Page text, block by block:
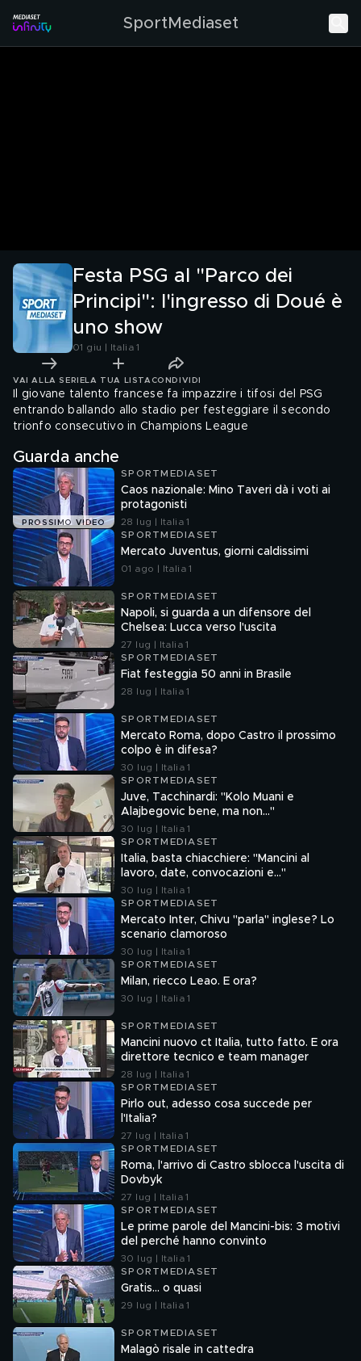
SportMediaset
Festa PSG al "Parco dei
Principi": l'ingresso di Doué è
uno show
01 giu | Italia 1
VAI ALLA SERIE LA TUA LISTA CONDIVIDI
Il giovane talento francese fa impazzire i tifosi del PSG
entrando ballando allo stadio per festeggiare il secondo
trionfo consecutivo in Champions League
Guarda anche
PROSSIMO VIDEO
SPORTMEDIASET
Caos nazionale: Mino Taveri dà i voti ai
protagonisti
28 lug | Italia 1
SPORTMEDIASET
Mercato Juventus, giorni caldissimi
01 ago | Italia 1
SPORTMEDIASET
Napoli, si guarda a un difensore del
Chelsea: Lucca verso l'uscita
27 lug | Italia 1
SPORTMEDIASET
Fiat festeggia 50 anni in Brasile
28 lug | Italia 1
SPORTMEDIASET
Mercato Roma, dopo Castro il prossimo
colpo è in difesa?
30 lug | Italia 1
SPORTMEDIASET
Juve, Tacchinardi: "Kolo Muani e
Alajbegovic bene, ma non..."
30 lug | Italia 1
SPORTMEDIASET
Italia, basta chiacchiere: "Mancini al
lavoro, date, convocazioni e…"
30 lug | Italia 1
SPORTMEDIASET
Mercato Inter, Chivu "parla" inglese? Lo
scenario clamoroso
30 lug | Italia 1
SPORTMEDIASET
Milan, riecco Leao. E ora?
30 lug | Italia 1
SPORTMEDIASET
Mancini nuovo ct Italia, tutto fatto. E ora
direttore tecnico e team manager
28 lug | Italia 1
SPORTMEDIASET
Pirlo out, adesso cosa succede per
l'Italia?
27 lug | Italia 1
SPORTMEDIASET
Roma, l'arrivo di Castro sblocca l'uscita di
Dovbyk
27 lug | Italia 1
SPORTMEDIASET
Le prime parole del Mancini-bis: 3 motivi
del perché hanno convinto
30 lug | Italia 1
SPORTMEDIASET
Gratis... o quasi
29 lug | Italia 1
SPORTMEDIASET
Malagò risale in cattedra